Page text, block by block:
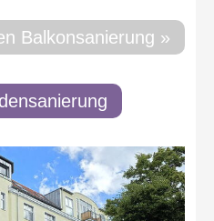
Balkonsanierung »